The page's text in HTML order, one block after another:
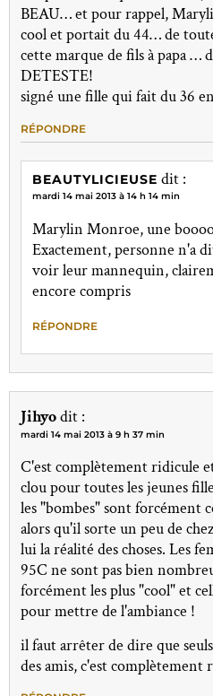
BEAU… et pour rappel,
cool et portait du 44… de
cette marque de fils à papa …
DETESTE!
signé une fille qui fait du 36
RÉPONDRE
BEAUTYLICIEUSE dit :
mardi 14 mai 2013 à 14 h 14 min
Marylin Monroe, une
Exactement, personne n'a
voir leur mannequin,
encore compris
RÉPONDRE
Jihyodit :
mardi 14 mai 2013 à 9 h 37 min
C'est complètement ridicule
clou pour toutes les jeunes
les "bombes" sont forcément
alors qu'il sorte un peu de
lui la réalité des choses. Les
95C ne sont pas bien
forcément les plus "cool" et
pour mettre de l'ambiance !
il faut arrêter de dire que
des amis, c'est complètement